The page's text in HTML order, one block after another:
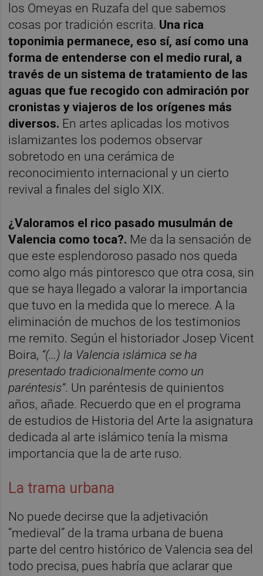
los Omeyas en Ruzafa del que sabemos
cosas por tradición escrita. Una rica
toponimia permanece, eso sí, así como una
forma de entenderse con el medio rural, a
través de un sistema de tratamiento de las
aguas que fue recogido con admiración por
cronistas y viajeros de los orígenes más
diversos. En artes aplicadas los motivos
islamizantes los podemos observar
sobretodo en una cerámica de
reconocimiento internacional y un cierto
revival a finales del siglo XIX.
¿Valoramos el rico pasado musulmán de
Valencia como toca?. Me da la sensación de
que este esplendoroso pasado nos queda
como algo más pintoresco que otra cosa, sin
que se haya llegado a valorar la importancia
que tuvo en la medida que lo merece. A la
eliminación de muchos de los testimonios
me remito. Según el historiador Josep Vicent
Boira, “(…) la Valencia islámica se ha
presentado tradicionalmente como un
paréntesis”. Un paréntesis de quinientos
años, añade. Recuerdo que en el programa
de estudios de Historia del Arte la asignatura
dedicada al arte islámico tenía la misma
importancia que la de arte ruso.
La trama urbana
No puede decirse que la adjetivación
“medieval” de la trama urbana de buena
parte del centro histórico de Valencia sea del
todo precisa, pues habría que aclarar que